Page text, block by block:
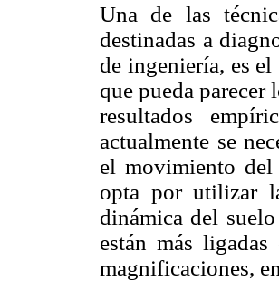
Una de las
destinadas a
de ingeniería, es
que pueda parecer
resultados
actualmente se
el movimiento del
opta por utilizar
dinámica del
están más
magnificaciones,